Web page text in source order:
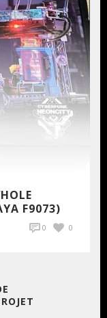
F9073)
0 0